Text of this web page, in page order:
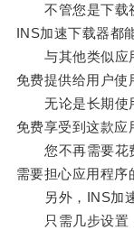
不管您是下载视
INS加速下载器都
与其他类似应用
免费提供给用户使
无论是长期使用
免费享受到这款应
您不再需要花费
需要担心应用程序
另外，INS加速
只需几步设置，